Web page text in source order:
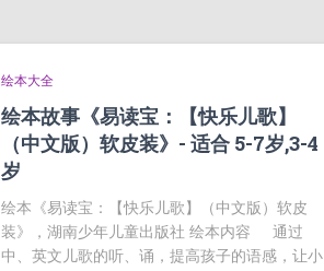
绘本大全
绘本故事《易读宝：【快乐儿歌】
（中文版）软皮装》- 适合 5-7岁,3-4
岁
绘本《易读宝：【快乐儿歌】（中文版）软皮
装》，湖南少年儿童出版社 绘本内容 通过
中、英文儿歌的听、诵，提高孩子的语感，让小